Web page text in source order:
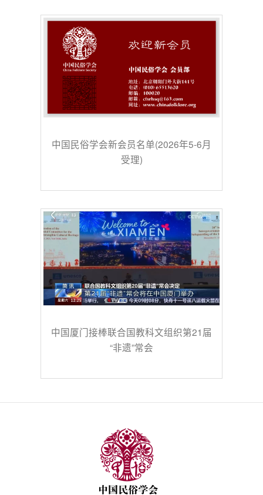
中国民俗学会新会员名单(2026年5-6月
受理)
中国厦门接棒联合国教科文组织第21届
“非遗”常会